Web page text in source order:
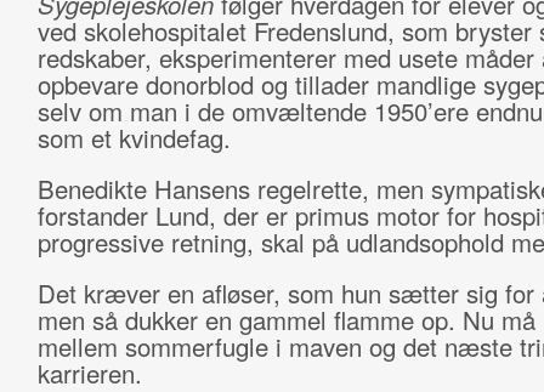
ved skolehospitalet Fredenslund, som bryster
redskaber, eksperimenterer med usete måder
opbevare donorblod og tillader mandlige
selv om man i de omvæltende 1950’ere
som et kvindefag.
Benedikte Hansens regelrette, men
forstander Lund, der er primus motor for
progressive retning, skal på udlandsophold
Det kræver en afløser, som hun sætter sig for
men så dukker en gammel flamme op. Nu
mellem sommerfugle i maven og det næste
karrieren.